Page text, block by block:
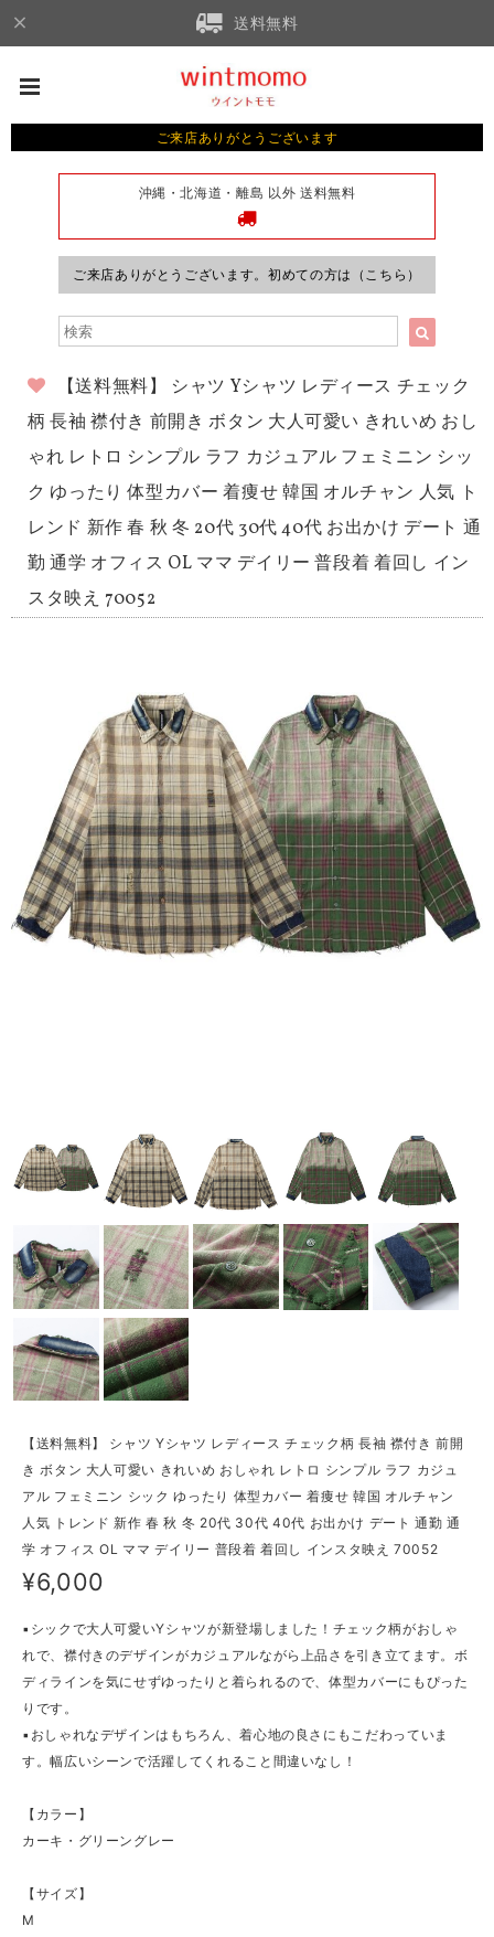
送料無料
ご来店ありがとうございます
沖縄・北海道・離島 以外 送料無料
ご来店ありがとうございます。初めての方は（こちら）
【送料無料】 シャツ Yシャツ レディース チェック
柄 長袖 襟付き 前開き ボタン 大人可愛い きれいめ おし
ゃれ レトロ シンプル ラフ カジュアル フェミニン シッ
ク ゆったり 体型カバー 着痩せ 韓国 オルチャン 人気 ト
レンド 新作 春 秋 冬 20代 30代 40代 お出かけ デート 通
勤 通学 オフィス OL ママ デイリー 普段着 着回し イン
スタ映え 70052
【送料無料】 シャツ Yシャツ レディース チェック柄 長袖 襟付き 前開
き ボタン 大人可愛い きれいめ おしゃれ レトロ シンプル ラフ カジュ
アル フェミニン シック ゆったり 体型カバー 着痩せ 韓国 オルチャン
人気 トレンド 新作 春 秋 冬 20代 30代 40代 お出かけ デート 通勤 通
学 オフィス OL ママ デイリー 普段着 着回し インスタ映え 70052
¥6,000
▪シックで大人可愛いYシャツが新登場しました！チェック柄がおしゃ
れで、襟付きのデザインがカジュアルながら上品さを引き立てます。ボ
ディラインを気にせずゆったりと着られるので、体型カバーにもぴった
りです。
▪おしゃれなデザインはもちろん、着心地の良さにもこだわっていま
す。幅広いシーンで活躍してくれること間違いなし！
【カラー】
カーキ・グリーングレー
【サイズ】
M